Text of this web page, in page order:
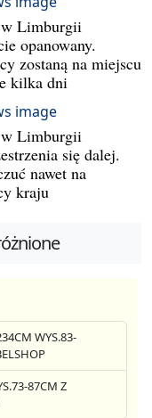
Limburgii
opanowany.
zostaną na miejscu
kilka dni
Limburgii
się dalej.
nawet na
kraju
WYS.83-
87CM Z